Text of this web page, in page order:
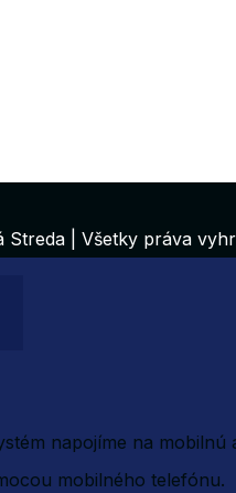
Streda | Všetky práva
napojíme na
mobilného telefónu.